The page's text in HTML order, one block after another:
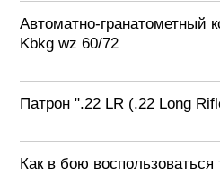
Автоматно-гранатометный
Kbkg wz 60/72
Патрон ".22 LR (.22 Long
Как в бою